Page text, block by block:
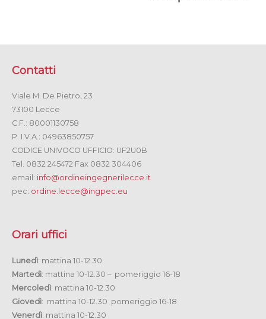
Contatti
Viale M. De Pietro, 23
73100 Lecce
C.F.: 80001130758
P. I.V.A.: 04963850757
CODICE UNIVOCO UFFICIO: UF2U0B
Tel. 0832 245472 Fax 0832 304406
email: info@ordineingegnerilecce.it
pec: ordine.lecce@ingpec.eu
Orari uffici
Lunedì: mattina 10-12.30
Martedì: mattina 10-12.30 – pomeriggio 16-18
Mercoledì: mattina 10-12.30
Giovedì: mattina 10-12.30 pomeriggio 16-18
Venerdì: mattina 10-12.30